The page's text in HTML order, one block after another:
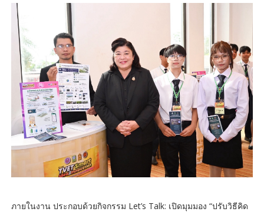
ภายในงาน ประกอบด้วยกิจกรรม Let’s Talk: เปิดมุมมอง “ปรับวิธีคิด